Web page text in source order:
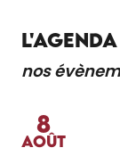
L'AGENDA
nos Lire la
8
AOÛT